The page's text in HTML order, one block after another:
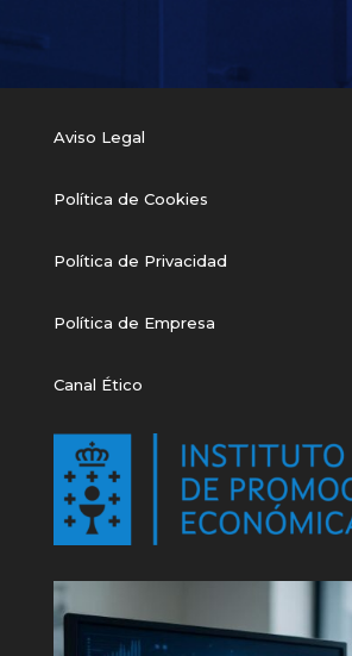
Aviso Legal
Política de Cookies
Política de Privacidad
Política de Empresa
Canal Ético